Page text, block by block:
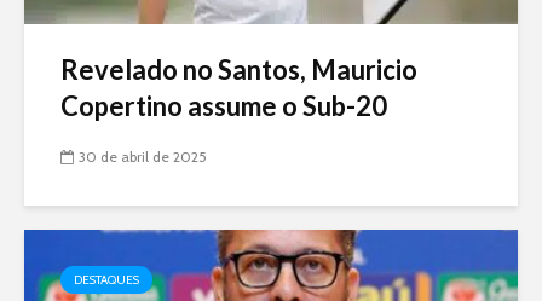
Revelado no Santos, Mauricio
Copertino assume o Sub-20
30 de abril de 2025
DESTAQUES